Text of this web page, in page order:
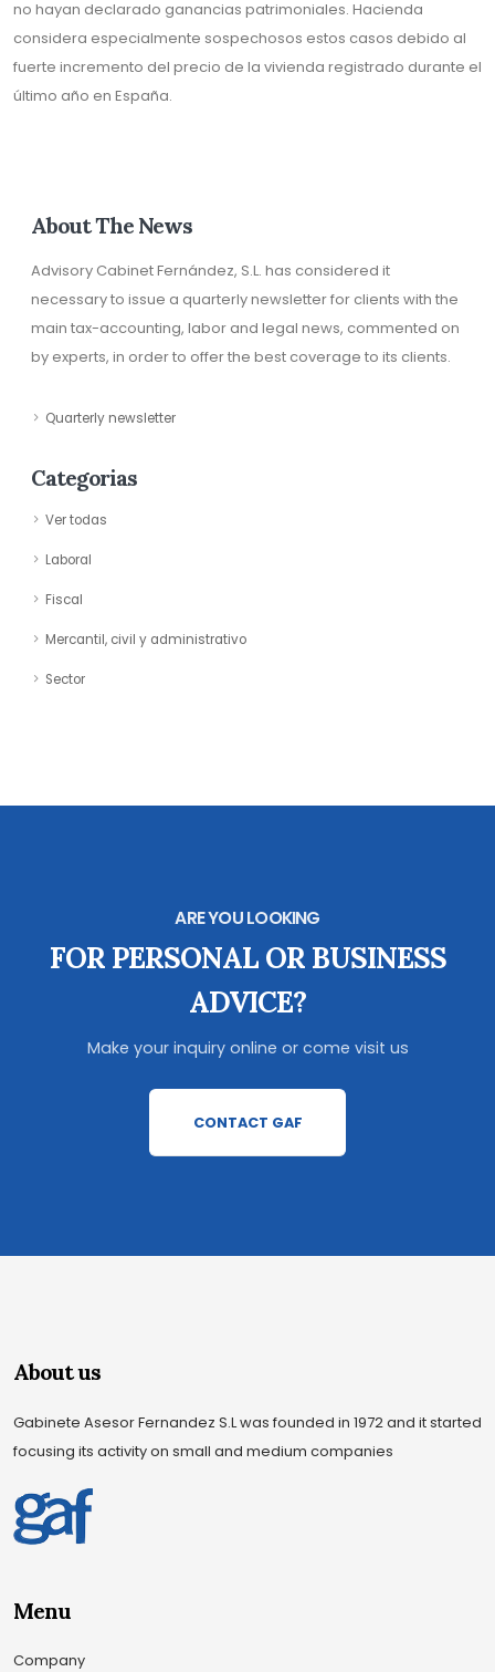
no hayan declarado ganancias patrimoniales. Hacienda
considera especialmente sospechosos estos casos debido al
fuerte incremento del precio de la vivienda registrado durante el
último año en España.
About The News
Advisory Cabinet Fernández, S.L. has considered it
necessary to issue a quarterly newsletter for clients with the
main tax-accounting, labor and legal news, commented on
by experts, in order to offer the best coverage to its clients.
Quarterly newsletter
Categorias
Ver todas
Laboral
Fiscal
Mercantil, civil y administrativo
Sector
ARE YOU LOOKING
FOR PERSONAL OR BUSINESS
ADVICE?
Make your inquiry online or come visit us
CONTACT GAF
About us
Gabinete Asesor Fernandez S.L was founded in 1972 and it started
focusing its activity on small and medium companies
Menu
Company